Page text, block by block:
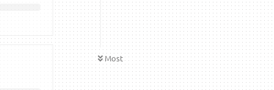
Most